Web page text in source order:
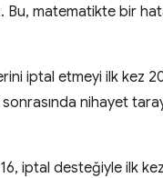
Bu, matematikte bir
iptal etmeyi ilk kez
nihayet
16, iptal desteğiyle ilk